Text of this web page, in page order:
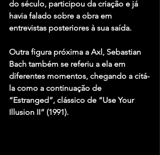
do século, participou da criação e já
havia falado sobre a obra em
entrevistas posteriores à sua saída.
Outra figura próxima a Axl, Sebastian
Bach também se referiu a ela em
diferentes momentos, chegando a citá-
la como a continuação de
“Estranged”, clássico de “Use Your
Illusion II” (1991).